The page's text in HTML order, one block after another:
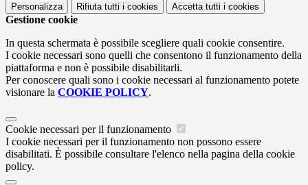
Personalizza Rifiuta tutti i cookies Accetta tutti i cookies
Gestione cookie
In questa schermata è possibile scegliere quali cookie consentire.
I cookie necessari sono quelli che consentono il funzionamento della
piattaforma e non è possibile disabilitarli.
Per conoscere quali sono i cookie necessari al funzionamento potete
visionare la COOKIE POLICY.
Cookie necessari per il funzionamento
I cookie necessari per il funzionamento non possono essere
disabilitati. È possibile consultare l'elenco nella pagina della cookie
policy.